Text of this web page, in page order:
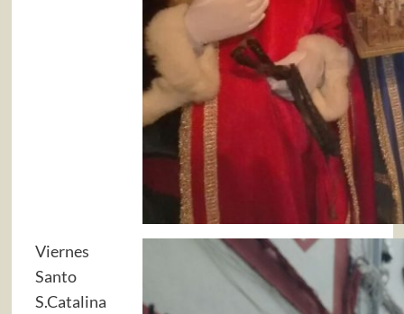
Viernes
Santo
S.Catalina